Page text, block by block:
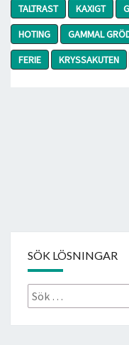
TALTRAST
KAXIGT
HOTING
GAMMAL
FERIE
KRYSSAKUTEN
SÖK LÖSNINGAR
Sök
efter: